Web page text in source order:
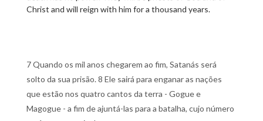
Christ and will reign with him for a thousand years.
7 Quando os mil anos chegarem ao fim, Satanás será
solto da sua prisão. 8 Ele sairá para enganar as nações
que estão nos quatro cantos da terra - Gogue e
Magogue - a fim de ajuntá-las para a batalha, cujo número